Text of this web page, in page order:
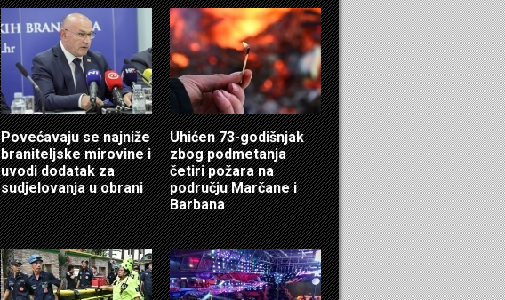
Povećavaju se najniže
braniteljske mirovine i
uvodi dodatak za
sudjelovanja u obrani
Uhićen 73-godišnjak
zbog podmetanja
četiri požara na
području Marčane i
Barbana